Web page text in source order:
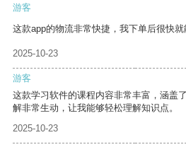
游客
这款app的物流非常快捷，我下单后很快就
2025-10-23
游客
这款学习软件的课程内容非常丰富，涵盖
解非常生动，让我能够轻松理解知识点。
2025-10-23